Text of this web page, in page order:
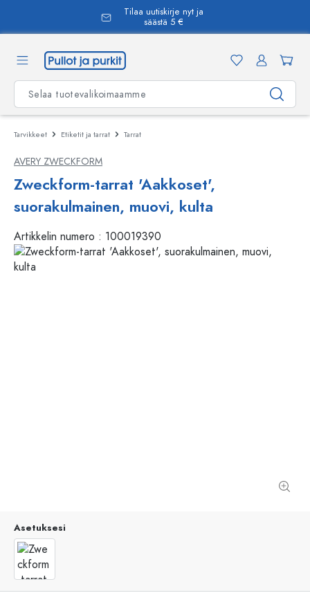
Tilaa uutiskirje nyt ja
säästä 5 €
Tarvikkeet Etiketit ja tarrat Tarrat
AVERY ZWECKFORM
Zweckform-tarrat 'Aakkoset',
suorakulmainen, muovi, kulta
Artikkelin numero : 100019390
Asetuksesi